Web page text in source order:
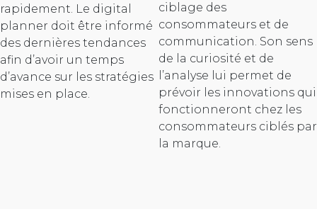
rapidement. Le digital
planner doit être informé
des dernières tendances
afin d’avoir un temps
d’avance sur les stratégies
mises en place.
ciblage des
consommateurs et de
communication. Son sens
de la curiosité et de
l’analyse lui permet de
prévoir les innovations qui
fonctionneront chez les
consommateurs ciblés par
la marque.